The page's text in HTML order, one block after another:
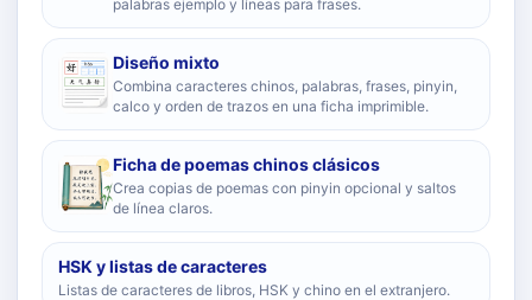
palabras ejemplo y líneas para frases.
Diseño mixto
Combina caracteres chinos, palabras, frases, pinyin,
calco y orden de trazos en una ficha imprimible.
Ficha de poemas chinos clásicos
Crea copias de poemas con pinyin opcional y saltos
de línea claros.
HSK y listas de caracteres
Listas de caracteres de libros, HSK y chino en el extranjero.